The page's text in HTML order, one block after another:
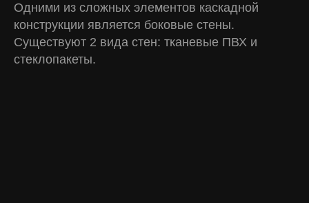
Одними из сложных элементов каскадной
конструкции является боковые стены.
Существуют 2 вида стен: тканевые ПВХ и
стеклопакеты.